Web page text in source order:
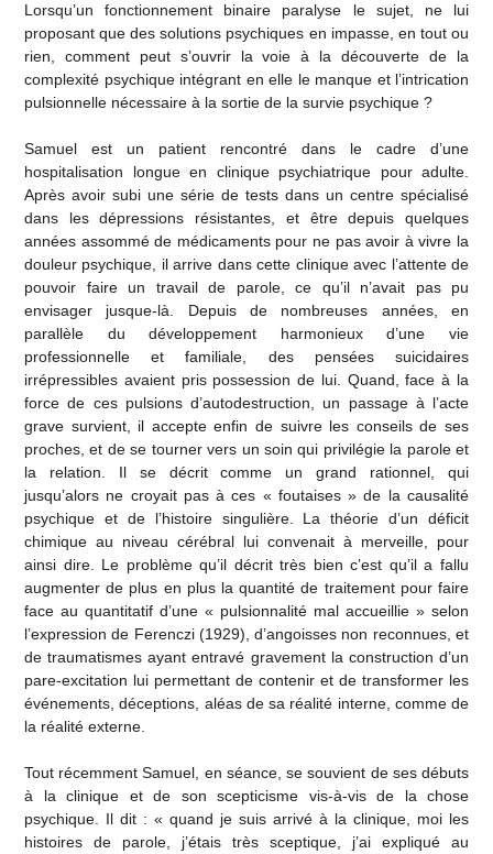
Lorsqu’un fonctionnement binaire paralyse le sujet, ne lui
proposant que des solutions psychiques en impasse, en tout ou
rien, comment peut s’ouvrir la voie à la découverte de la
complexité psychique intégrant en elle le manque et l’intrication
pulsionnelle nécessaire à la sortie de la survie psychique ?
Samuel est un patient rencontré dans le cadre d’une
hospitalisation longue en clinique psychiatrique pour adulte.
Après avoir subi une série de tests dans un centre spécialisé
dans les dépressions résistantes, et être depuis quelques
années assommé de médicaments pour ne pas avoir à vivre la
douleur psychique, il arrive dans cette clinique avec l’attente de
pouvoir faire un travail de parole, ce qu’il n’avait pas pu
envisager jusque-là. Depuis de nombreuses années, en
parallèle du développement harmonieux d’une vie
professionnelle et familiale, des pensées suicidaires
irrépressibles avaient pris possession de lui. Quand, face à la
force de ces pulsions d’autodestruction, un passage à l’acte
grave survient, il accepte enfin de suivre les conseils de ses
proches, et de se tourner vers un soin qui privilégie la parole et
la relation. Il se décrit comme un grand rationnel, qui
jusqu’alors ne croyait pas à ces « foutaises » de la causalité
psychique et de l’histoire singulière. La théorie d’un déficit
chimique au niveau cérébral lui convenait à merveille, pour
ainsi dire. Le problème qu’il décrit très bien c’est qu’il a fallu
augmenter de plus en plus la quantité de traitement pour faire
face au quantitatif d’une « pulsionnalité mal accueillie » selon
l’expression de Ferenczi (1929), d’angoisses non reconnues, et
de traumatismes ayant entravé gravement la construction d’un
pare-excitation lui permettant de contenir et de transformer les
événements, déceptions, aléas de sa réalité interne, comme de
la réalité externe.
Tout récemment Samuel, en séance, se souvient de ses débuts
à la clinique et de son scepticisme vis-à-vis de la chose
psychique. Il dit : « quand je suis arrivé à la clinique, moi les
histoires de parole, j’étais très sceptique, j’ai expliqué au